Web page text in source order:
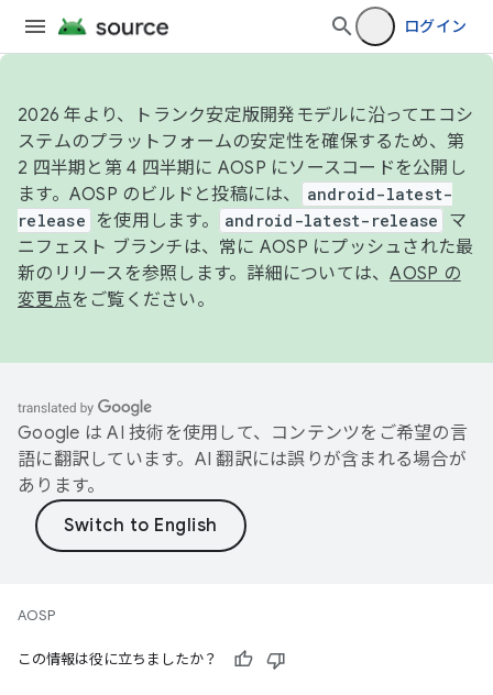
ログイン
2026 年より、トランク安定版開発モデルに沿ってエコシ
ステムのプラットフォームの安定性を確保するため、第
2 四半期と第 4 四半期に AOSP にソースコードを公開し
ます。AOSP のビルドと投稿には、
android-latest-
release
を使用します。 android-latest-release
マ
ニフェスト ブランチは、常に AOSP にプッシュされた最
新のリリースを参照します。詳細については、AOSP の
変更点をご覧ください。
Google は AI 技術を使用して、コンテンツをご希望の言
語に翻訳しています。AI 翻訳には誤りが含まれる場合が
あります。
AOSP
この情報は役に立ちましたか？